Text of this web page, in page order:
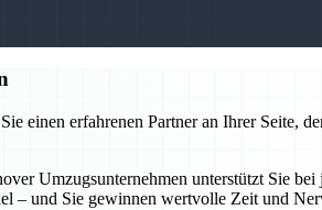
einen erfahrenen Partner an Ihrer Seite,
Umzugsunternehmen unterstützt Sie
– und Sie gewinnen wertvolle Zeit und